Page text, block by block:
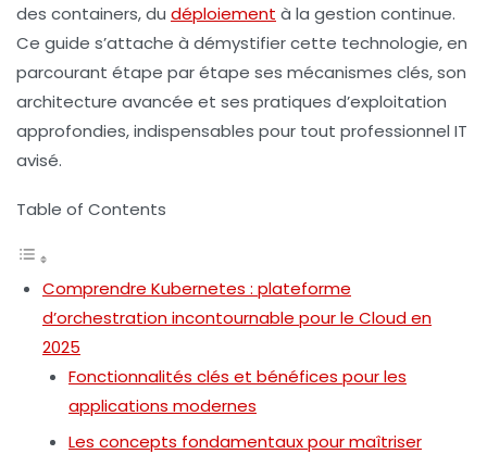
des containers, du déploiement à la gestion continue.
Ce guide s’attache à démystifier cette technologie, en
parcourant étape par étape ses mécanismes clés, son
architecture avancée et ses pratiques d’exploitation
approfondies, indispensables pour tout professionnel IT
avisé.
Table of Contents
Comprendre Kubernetes : plateforme
d’orchestration incontournable pour le Cloud en
2025
Fonctionnalités clés et bénéfices pour les
applications modernes
Les concepts fondamentaux pour maîtriser